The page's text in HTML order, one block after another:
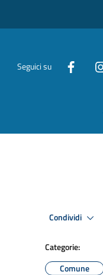
Seguici su
Condividi
Categorie:
Comune